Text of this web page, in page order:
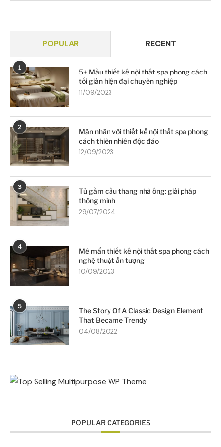
POPULAR RECENT
1
5+ Mẫu thiết kế nội thất spa phong cách
tối giản hiện đại chuyên nghiệp
11/09/2023
2
Mãn nhãn với thiết kế nội thất spa phong
cách thiên nhiên độc đáo
12/09/2023
3
Tủ gầm cầu thang nhà ống: giải pháp
thông minh
29/07/2024
4
Mê mẩn thiết kế nội thất spa phong cách
nghệ thuật ấn tượng
10/09/2023
5
The Story Of A Classic Design Element
That Became Trendy
04/08/2022
POPULAR CATEGORIES